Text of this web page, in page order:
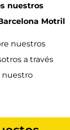
nuestros
Motril
nuestros
a través
nuestro